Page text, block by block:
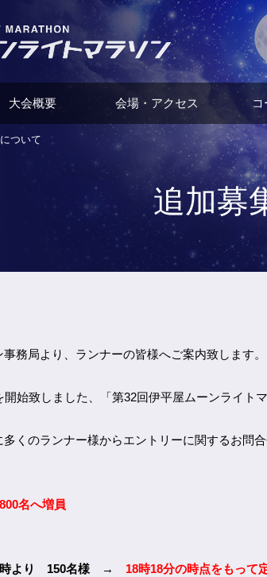
大会概要 会場・アクセス
ついて
追加募
務局より、ランナーの皆様へご案内致します。
始致しました、「第32回伊平屋ムーンライト
くのランナー様からエントリーに関するお問
800名へ増員
時より 150名様 → 18時18分の時点をもって